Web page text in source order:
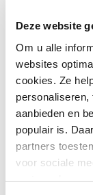
Deze website
Om u alle
websites
cookies. Ze
aanbieden en
populair is.
partners
voor sociale
Land*
Kiezen
Selectie